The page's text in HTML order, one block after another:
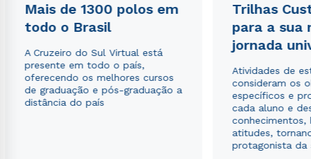
Mais de 1300 polos em
todo o Brasil
A Cruzeiro do Sul Virtual está
presente em todo o país,
oferecendo os melhores cursos
de graduação e pós-graduação a
distância do país
Trilhas
para a sua
jornada
Atividades de
consideram os
específicos e
cada aluno e
conhecimentos,
atitudes,
protagonista da